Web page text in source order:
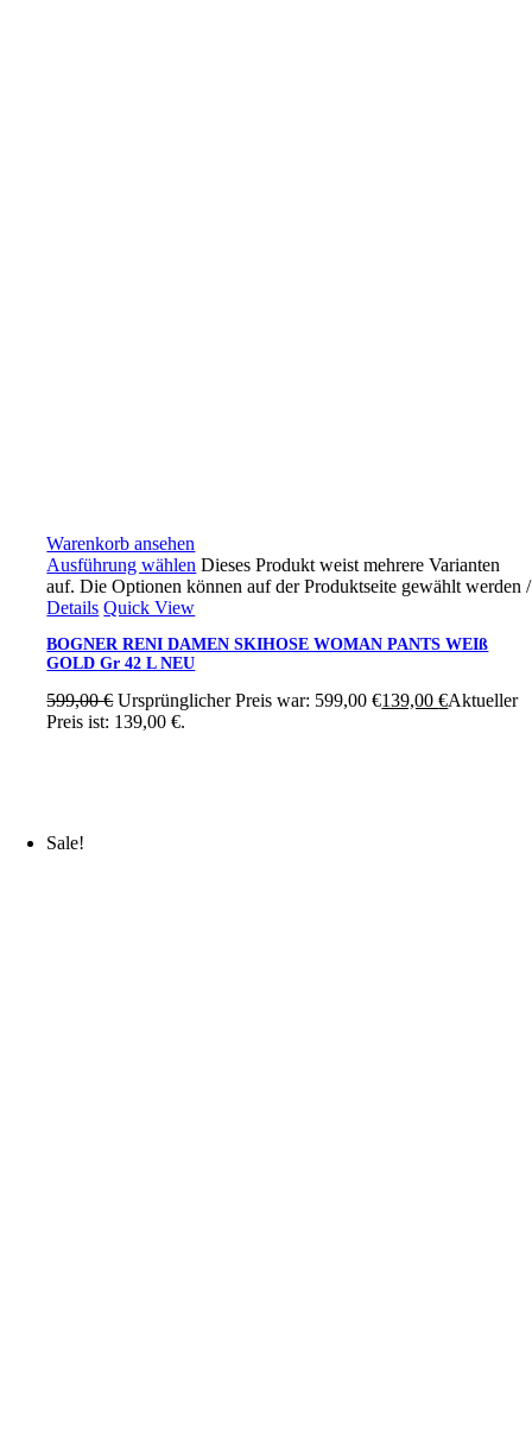
Warenkorb ansehen
Ausführung wählen Dieses Produkt weist mehrere Varianten
auf. Die Optionen können auf der Produktseite gewählt werden/
Details Quick View
BOGNER RENI DAMEN SKIHOSE WOMAN PANTS WEIß
GOLD Gr 42 L NEU
599,00€ Ursprünglicher Preis war: 599,00 €139,00€Aktueller
Preis ist: 139,00 €.
Sale!